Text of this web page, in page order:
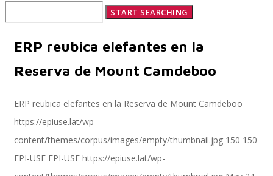
Servicios
Servicios y productos cloud
ERP reubica elefantes en la
Reserva de Mount Camdeboo
ERP reubica elefantes en la Reserva de Mount Camdeboo
https://epiuse.lat/wp-
content/themes/corpus/images/empty/thumbnail.jpg 150 150
EPI-USE EPI-USE https://epiuse.lat/wp-